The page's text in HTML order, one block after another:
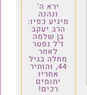
ירא ה'
ונהנה
מיגיע כפיו:
הרב יעקב
בן שלמה
ז"ל נפטר
לאחר
מחלה בגיל
44, והותיר
אחריו
יתומים
רכים!